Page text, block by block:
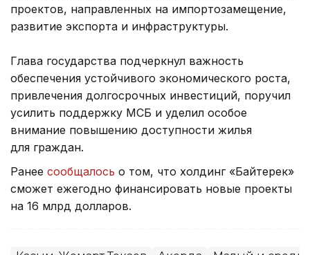
проектов, направленных на импортозамещение,
развитие экспорта и инфраструктуры.
Глава государства подчеркнул важность
обеспечения устойчивого экономического роста,
привлечения долгосрочных инвестиций, поручил
усилить поддержку МСБ и уделил особое
внимание повышению доступности жилья
для граждан.
Ранее сообщалось о том, что холдинг «Байтерек»
сможет ежегодно финансировать новые проекты
на 16 млрд долларов.